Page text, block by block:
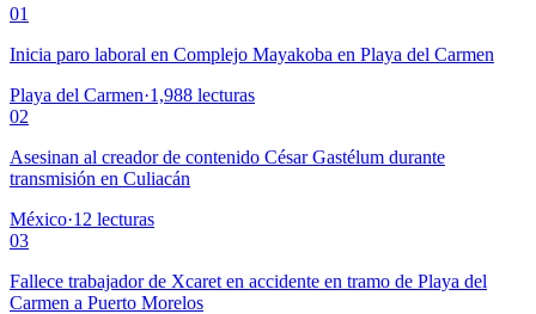
01
Inicia paro laboral en Complejo Mayakoba en Playa del Carmen
Playa del Carmen·1,988 lecturas
02
Asesinan al creador de contenido César Gastélum durante
transmisión en Culiacán
México·12 lecturas
03
Fallece trabajador de Xcaret en accidente en tramo de Playa del
Carmen a Puerto Morelos